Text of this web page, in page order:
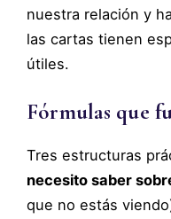
nuestra relación y
las cartas tienen
útiles.
Fórmulas que
Tres estructuras
necesito saber
que no estás